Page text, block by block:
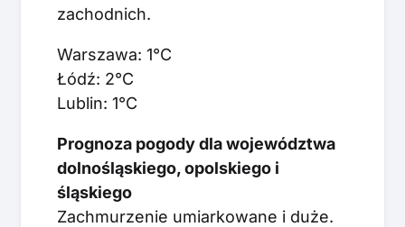
zachodnich.
Warszawa: 1°C
Łódź: 2°C
Lublin: 1°C
Prognoza pogody dla województwa
dolnośląskiego, opolskiego i
śląskiego
Zachmurzenie umiarkowane i duże.